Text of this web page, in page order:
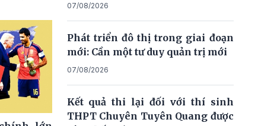
07/08/2026
Phát triển đô thị trong giai đoạn
mới: Cần một tư duy quản trị mới
07/08/2026
Kết quả thi lại đối với thí sinh
THPT Chuyên Tuyên Quang được